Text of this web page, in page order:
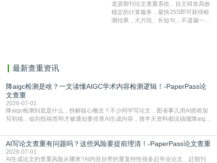
有相似的片段，该项技术检测速度快、
准确率高，市场反映良好。
龙源期刊论文查重系统，自主研发高效
稳定的计算服务，最快35S即可获得检
测结果，大片段、长短句，不遗漏一处
最新查重资讯
降aigc检测是啥？一文读懂AIGC学术内容检测逻辑！-PaperPass论
文查重
2026-07-01
降aigc检测到底是什么，拆解核心概念？不少同学写论文，图省事儿用AI搭框架
写初稿，临到投稿答辩才被通知要排查AI生成内容，搜半天资料都没搞懂降aigc
怕是已经入行的科研人员，不少人也搞不清降aigc检测是啥，对相关要求摸不
准。其实，降aigc检测是伴随AIGC工具在学术领域普及诞生的新需求，核心是为
了满足现在高校、期刊对AI生
AI写论文查重有问题吗？这些风险要提前理清！-PaperPass论文查重
2026-07-01
AI生成论文的查重风险从哪来?AI内容自带的重复特性很多赶毕业论文、赶期刊